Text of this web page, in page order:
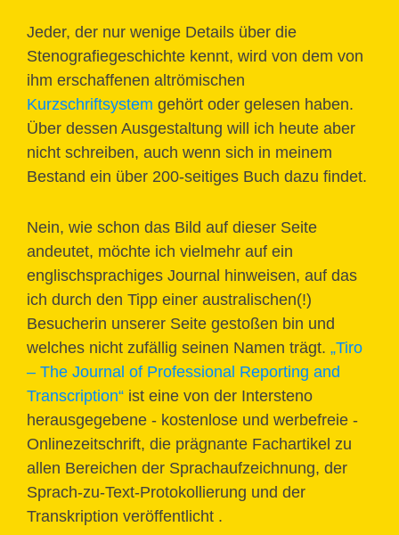
Jeder, der nur wenige Details über die
Stenografiegeschichte kennt, wird von dem von
ihm erschaffenen altrömischen
Kurzschriftsystem gehört oder gelesen haben.
Über dessen Ausgestaltung will ich heute aber
nicht schreiben, auch wenn sich in meinem
Bestand ein über 200-seitiges Buch dazu findet.
Nein, wie schon das Bild auf dieser Seite
andeutet, möchte ich vielmehr auf ein
englischsprachiges Journal hinweisen, auf das
ich durch den Tipp einer australischen(!)
Besucherin unserer Seite gestoßen bin und
welches nicht zufällig seinen Namen trägt. „Tiro
– The Journal of Professional Reporting and
Transcription“ ist eine von der Intersteno
herausgegebene - kostenlose und werbefreie -
Onlinezeitschrift, die prägnante Fachartikel zu
allen Bereichen der Sprachaufzeichnung, der
Sprach-zu-Text-Protokollierung und der
Transkription veröffentlicht .